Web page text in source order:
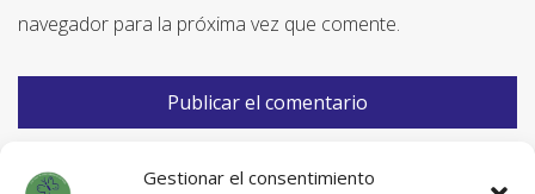
Gestionar el consentimiento
navegador para la próxima vez que comente.